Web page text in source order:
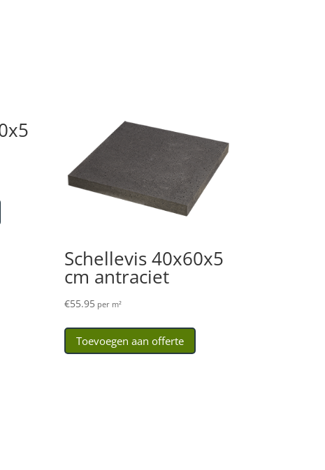
Schellevis 40x60x5
cm antraciet
€55.95 per m²
Toevoegen aan offerte